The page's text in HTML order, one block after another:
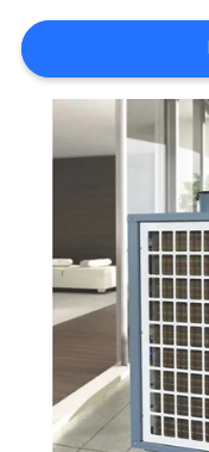
NOUVELLES
LES
DEMANDEZ
DEVIS
PLAN